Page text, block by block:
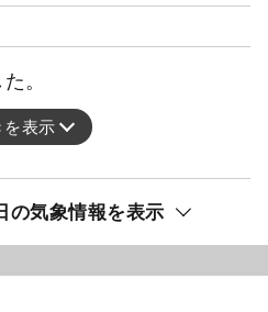
。
を表示
の気象情報を表示